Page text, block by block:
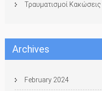
Τραυματισμοί Κακώσεις
Archives
February 2024